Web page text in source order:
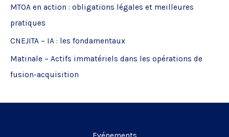
h
e
r
:
MTOA en action : obligations légales et meilleures
pratiques
CNEJITA – IA : les fondamentaux
Matinale – Actifs immatériels dans les opérations de
fusion-acquisition